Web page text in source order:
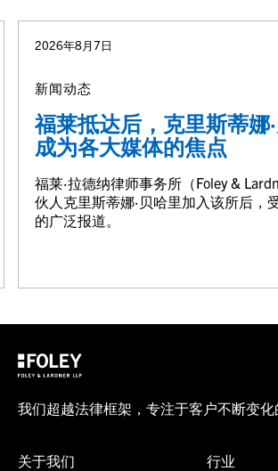
2026年8月7日
新闻动态
福莱抵达后，克里斯蒂娜
成为各大媒体的焦点
福莱·拉德纳律师事务所（Foley &
伙人克里斯蒂娜·贝哈里加入该所后，
的广泛报道。
我们超越法律框架，专注于客户不断变化
关于我们
行业